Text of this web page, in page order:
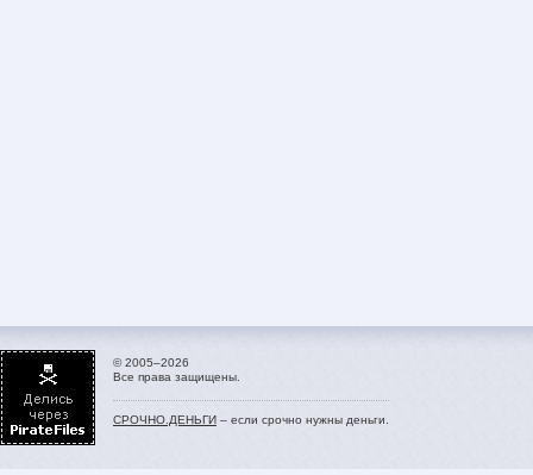
© 2005–2026
Все права защищены.
СРОЧНО.ДЕНЬГИ – если срочно нужны деньги.